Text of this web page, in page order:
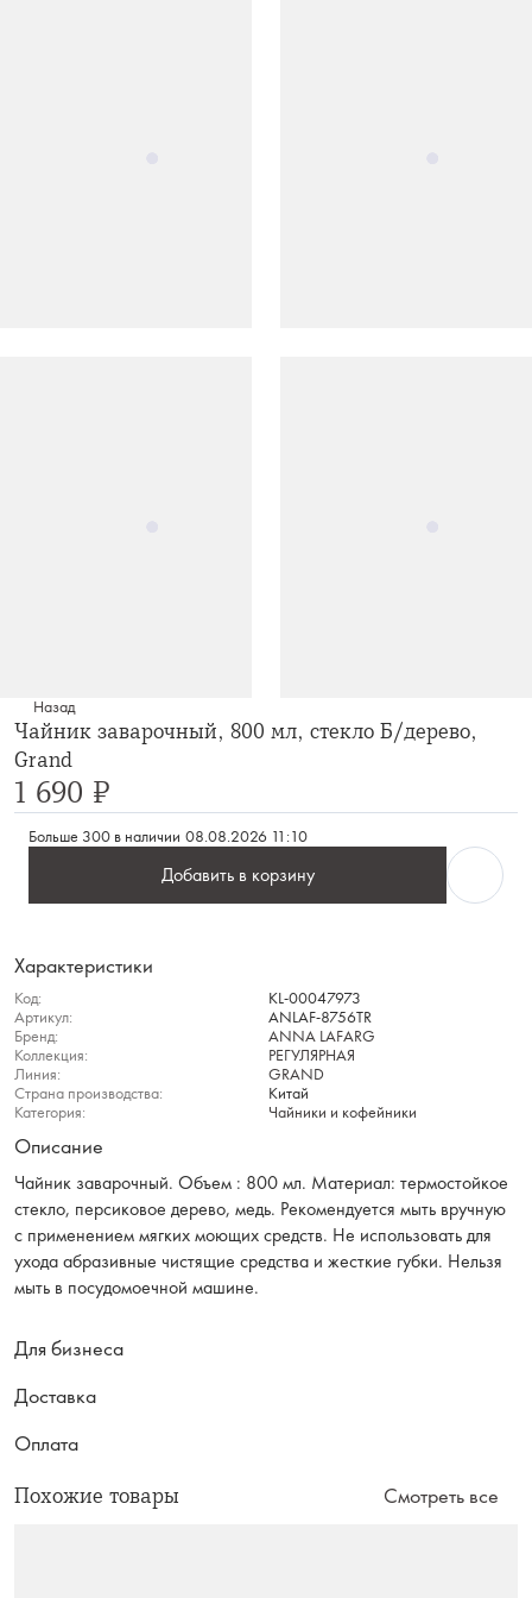
Назад
Чайник заварочный, 800 мл, стекло Б/дерево,
Grand
1 690 ₽
Больше 300 в наличии 08.08.2026 11:10
Добавить в корзину
Характеристики
Код:
KL-00047973
Артикул:
ANLAF-8756TR
Бренд:
ANNA LAFARG
Коллекция:
РЕГУЛЯРНАЯ
Линия:
GRAND
Страна производства:
Китай
Категория:
Чайники и кофейники
Описание
Чайник заварочный. Объем : 800 мл. Материал: термостойкое
стекло, персиковое дерево, медь. Рекомендуется мыть вручную
с применением мягких моющих средств. Не использовать для
ухода абразивные чистящие средства и жесткие губки. Нельзя
мыть в посудомоечной машине.
Для бизнеса
Доставка
Оплата
Похожие товары Смотреть все